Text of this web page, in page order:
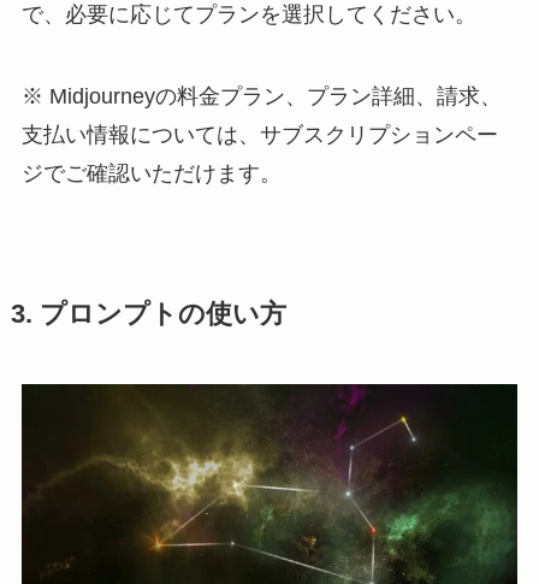
で、必要に応じてプランを選択してください。
※ Midjourneyの料金プラン、プラン詳細、請求、
支払い情報については、サブスクリプションペー
ジでご確認いただけます。
3. プロンプトの使い方